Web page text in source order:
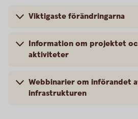
Viktigaste förändringarna
Information om projektet
aktiviteter
Webbinarier om införandet
infrastrukturen